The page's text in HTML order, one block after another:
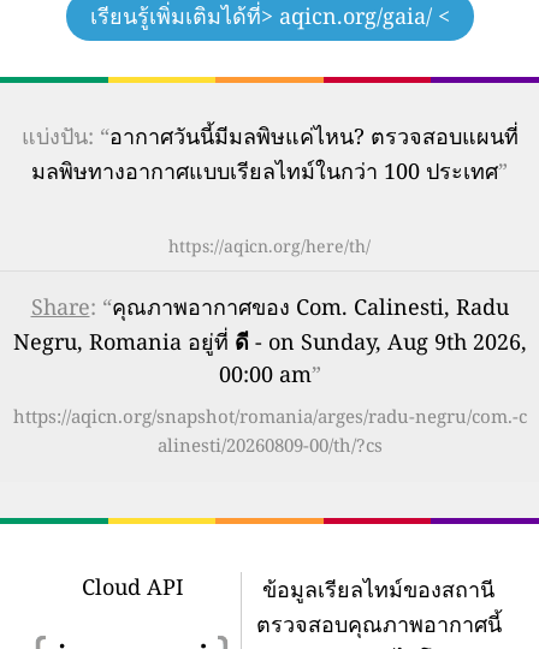
เรียนรู้เพิ่มเติมได้ที่> aqicn.org/gaia/ <
แบ่งปัน: “อากาศวันนี้มีมลพิษแค่ไหน? ตรวจสอบแผนที่
มลพิษทางอากาศแบบเรียลไทม์ในกว่า 100 ประเทศ”
https://aqicn.org/here/th/
Share: “คุณภาพอากาศของ Com. Calinesti, Radu
Negru, Romania อยู่ที่ ดี- on Sunday, Aug 9th 2026,
00:00 am”
https://aqicn.org/snapshot/romania/arges/radu-negru/com.-c
alinesti/20260809-00/th/?cs
Cloud API
ข้อมูลเรียลไทม์ของสถานี
ตรวจสอบคุณภาพอากาศนี้